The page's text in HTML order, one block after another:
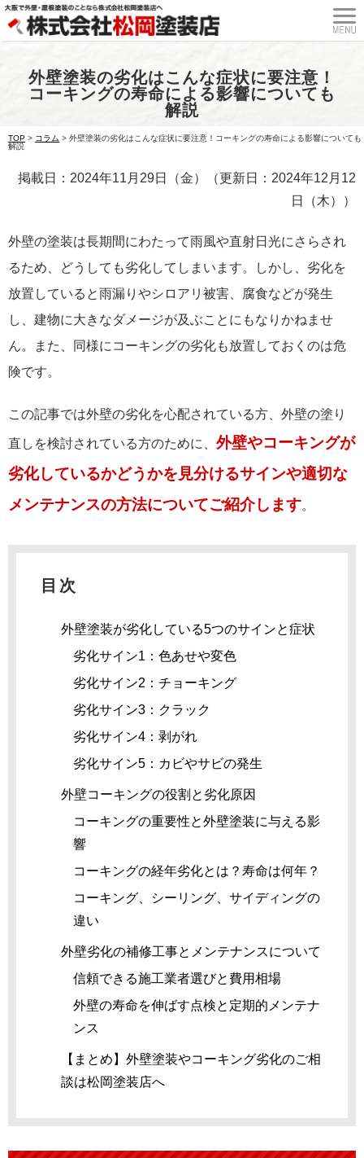
外壁塗装の劣化はこんな症状に要注意！
コーキングの寿命による影響についても
解説
TOP > コラム > 外壁塗装の劣化はこんな症状に要注意！コーキングの寿命による影響についても
解説
掲載日：2024年11月29日（金）（更新日：2024年12月12
日（木））
外壁の塗装は長期間にわたって雨風や直射日光にさらされ
るため、どうしても劣化してしまいます。しかし、劣化を
放置していると雨漏りやシロアリ被害、腐食などが発生
し、建物に大きなダメージが及ぶことにもなりかねませ
ん。また、同様にコーキングの劣化も放置しておくのは危
険です。
この記事では外壁の劣化を心配されている方、外壁の塗り
直しを検討されている方のために、 外壁やコーキングが
劣化しているかどうかを見分けるサインや適切な
メンテナンスの方法についてご紹介します。
目次
外壁塗装が劣化している5つのサインと症状
劣化サイン1：色あせや変色
劣化サイン2：チョーキング
劣化サイン3：クラック
劣化サイン4：剥がれ
劣化サイン5：カビやサビの発生
外壁コーキングの役割と劣化原因
コーキングの重要性と外壁塗装に与える影
響
コーキングの経年劣化とは？寿命は何年？
コーキング、シーリング、サイディングの
違い
外壁劣化の補修工事とメンテナンスについて
信頼できる施工業者選びと費用相場
外壁の寿命を伸ばす点検と定期的メンテナ
ンス
【まとめ】外壁塗装やコーキング劣化のご相
談は松岡塗装店へ